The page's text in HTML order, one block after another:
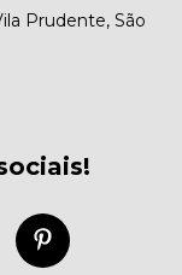
Prudente, São